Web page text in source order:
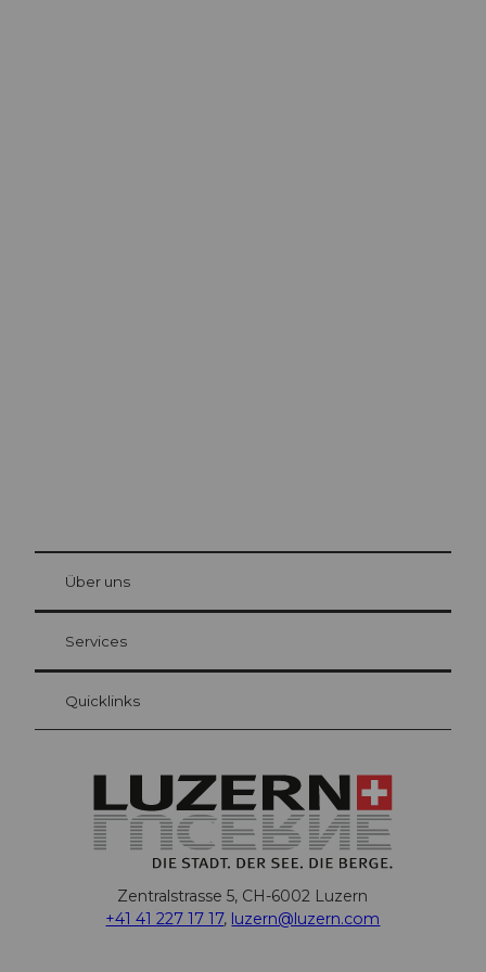
Gästekarte Luzern
Ihre Vorteile als Übernachtungsgast
at Bre
Über uns
Services
Quicklinks
Zentralstrasse 5, CH-6002 Luzern
+41 41 227 17 17, luzern@luzern.com